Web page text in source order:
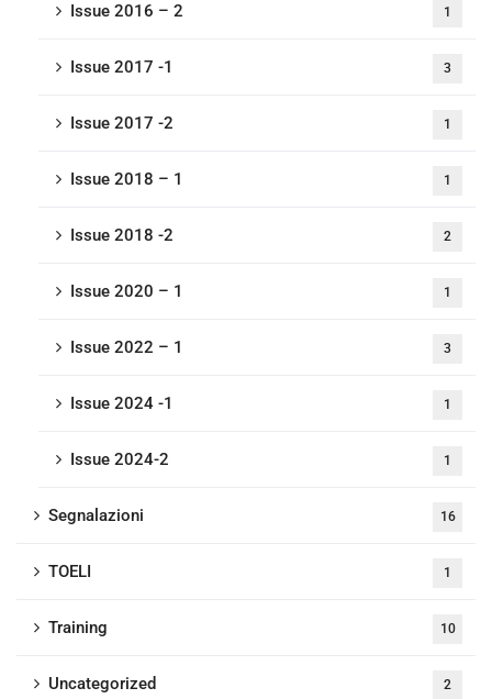
Issue 2016 – 2 1
Issue 2017 -1 3
Issue 2017 -2 1
Issue 2018 – 1 1
Issue 2018 -2 2
Issue 2020 – 1 1
Issue 2022 – 1 3
Issue 2024 -1 1
Issue 2024-2 1
Segnalazioni 16
TOELI 1
Training 10
Uncategorized 2